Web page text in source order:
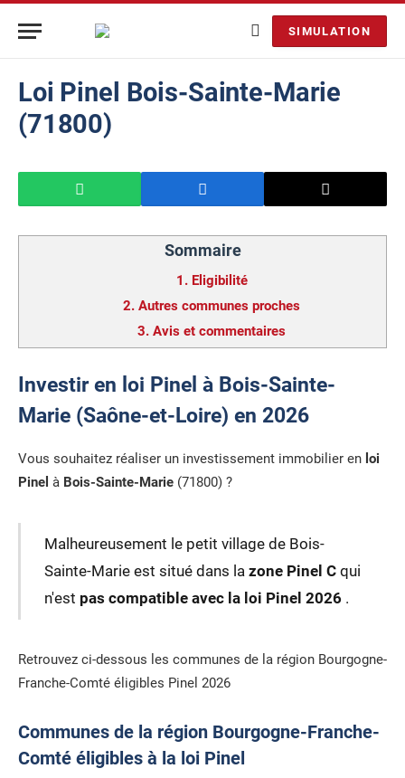
SIMULATION
Loi Pinel Bois-Sainte-Marie
(71800)
Sommaire
1. Eligibilité
2. Autres communes proches
3. Avis et commentaires
Investir en loi Pinel à Bois-Sainte-
Marie (Saône-et-Loire) en 2026
Vous souhaitez réaliser un investissement immobilier en loi
Pinel à Bois-Sainte-Marie (71800) ?
Malheureusement le petit village de Bois-
Sainte-Marie est situé dans la zone Pinel Cqui
n'est pas compatible avec la loi Pinel 2026 .
Retrouvez ci-dessous les communes de la région Bourgogne-
Franche-Comté éligibles Pinel 2026
Communes de la région Bourgogne-Franche-
Comté éligibles à la loi Pinel